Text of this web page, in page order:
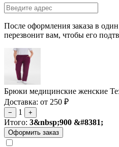
После оформления заказа в
перезвонит вам, чтобы его
Брюки медицинские женские
Доставка: от 250 ₽
− 1 +
Итого: 3&nbsp;900 &#8381;